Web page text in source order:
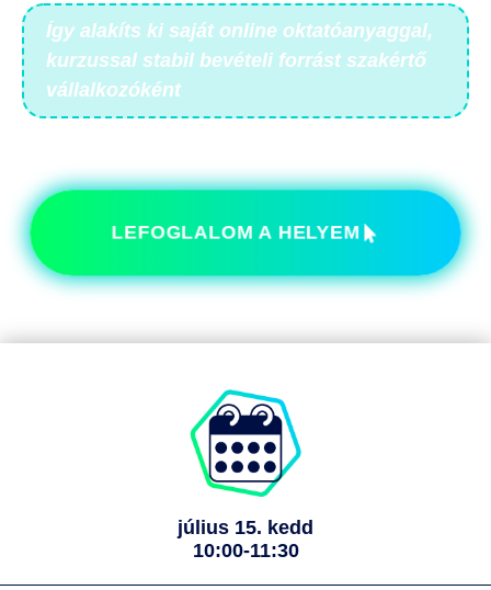
Így alakíts ki saját online oktatóanyaggal,
kurzussal stabil bevételi forrást szakértő
vállalkozóként
LEFOGLALOM A HELYEM
július 15. kedd
10:00-11:30